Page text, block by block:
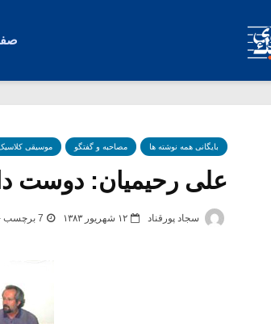
بایگانی همه نوشته ها مصاحبه و گفتگو موسیقی
علی رحیمیان: دوست
سجاد پورقناد ۱۲ شهریور ۱۳۸۳ 7 برچسب -